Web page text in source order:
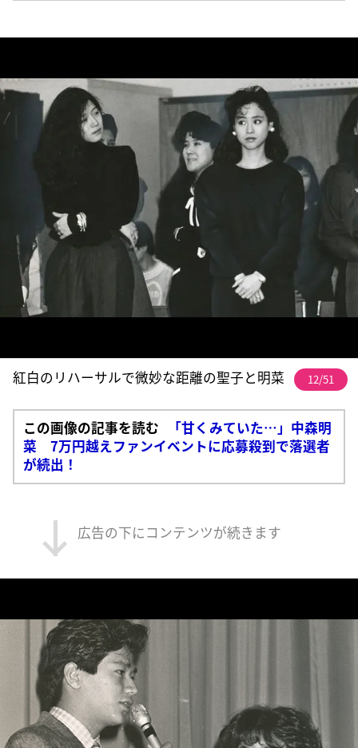
紅白のリハーサルで微妙な距離の聖子と明菜 12/51
この画像の記事を読む
「甘くみていた…」中森明
菜 7万円越えファンイベントに応募殺到で落選者
が続出！
広告の下にコンテンツが続きます